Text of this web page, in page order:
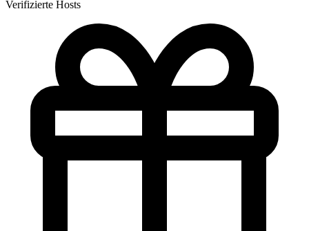
Verifizierte Hosts